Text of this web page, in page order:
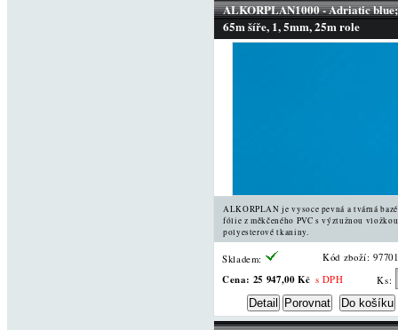
ALKORPLAN1000 - Adriatic
65m šíře, 1, 5mm, 25m role
ALKORPLAN je vysoce pevná a tvárná
fólie z měkčeného PVC s výztužnou
polyesterové tkaniny.
Skladem: Kód zboží:
Cena: 25 947,00 Kč s DPH Ks: